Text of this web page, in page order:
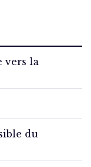
vers la
du